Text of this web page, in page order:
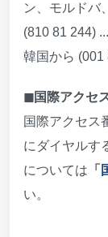
ン、モルドバ
(810 81 244)
韓国から (001
◼︎国際アクセ
国際アクセス
にダイヤルす
については 「
い。